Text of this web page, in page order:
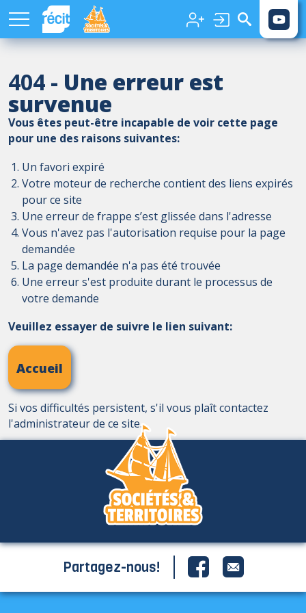
Aller au contenu principal
404 - Une erreur est
survenue
Vous êtes peut-être incapable de voir cette page
pour une des raisons suivantes:
Un favori expiré
Votre moteur de recherche contient des liens expirés
pour ce site
Une erreur de frappe s’est glissée dans l'adresse
Vous n'avez pas l'autorisation requise pour la page
demandée
La page demandée n'a pas été trouvée
Une erreur s'est produite durant le processus de
votre demande
Veuillez essayer de suivre le lien suivant:
Accueil
Si vos difficultés persistent, s'il vous plaît contactez
l'administrateur de ce site.
Partagez-nous!